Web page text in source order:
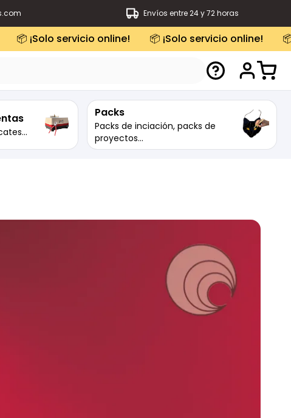
Envíos entre 24 y 72 horas
📦 ¡Solo servicio online! 📦 ¡Solo servicio online!
Packs
Packs de inciación, packs de
proyectos...